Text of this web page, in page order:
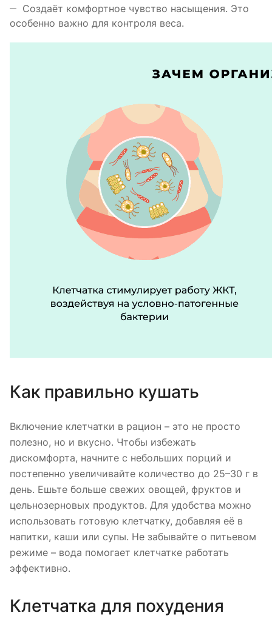
Создаёт комфортное чувство насыщения. Это
особенно важно для контроля веса.
Как правильно кушать
Включение клетчатки в рацион – это не просто
полезно, но и вкусно. Чтобы избежать
дискомфорта, начните с небольших порций и
постепенно увеличивайте количество до 25–30 г в
день. Ешьте больше свежих овощей, фруктов и
цельнозерновых продуктов. Для удобства можно
использовать готовую клетчатку, добавляя её в
напитки, каши или супы. Не забывайте о питьевом
режиме – вода помогает клетчатке работать
эффективно.
Клетчатка для похудения